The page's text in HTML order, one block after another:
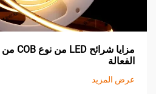
الفعالة
عرض المزيد